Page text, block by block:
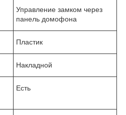
Управление замком через
панель домофона
Пластик
Накладной
Есть